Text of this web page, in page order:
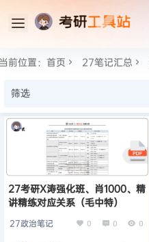
前位置： 首页 27笔记汇总
筛选
27考研X涛强化班、肖1000、精
讲精练对应关系（毛中特）
27政治笔记 0 0 0